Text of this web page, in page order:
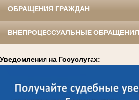
ОБРАЩЕНИЯ ГРАЖДАН
ВНЕПРОЦЕССУАЛЬНЫЕ ОБРАЩЕНИЯ
Уведомления на Госуслугах: